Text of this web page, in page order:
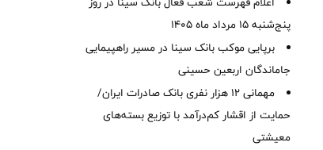
پنج‌شنبه 15 مرداد ماه 1405
برپایی موکب بانک سینا در مسیر راهپیمایی
جاماندگان اربعین حسینی
مهمانی ۱۲ هزار نفری بانک صادرات ایران/
حمایت از اقشار کم‌درآمد با توزیع بسته‌های
معیشتی